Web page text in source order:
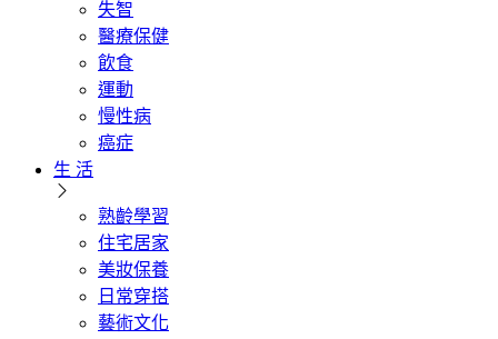
失智
醫療保健
飲食
運動
慢性病
癌症
生 活
熟齡學習
住宅居家
美妝保養
日常穿搭
藝術文化